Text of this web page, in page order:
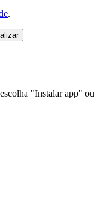
.
"Instalar app" ou